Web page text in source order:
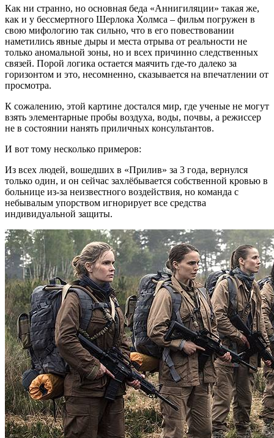
Как ни странно, но основная беда «Аннигиляции» такая же,
как и у бессмертного Шерлока Холмса – фильм погружен в
свою мифологию так сильно, что в его повествовании
наметились явные дыры и места отрыва от реальности не
только аномальной зоны, но и всех причинно следственных
связей. Порой логика остается маячить где-то далеко за
горизонтом и это, несомненно, сказывается на впечатлении от
просмотра.
К сожалению, этой картине достался мир, где ученые не могут
взять элементарные пробы воздуха, воды, почвы, а режиссер
не в состоянии нанять приличных консультантов.
И вот тому несколько примеров:
Из всех людей, вошедших в «Прилив» за 3 года, вернулся
только один, и он сейчас захлёбывается собственной кровью в
больнице из-за неизвестного воздействия, но команда с
небывалым упорством игнорирует все средства
индивидуальной защиты.